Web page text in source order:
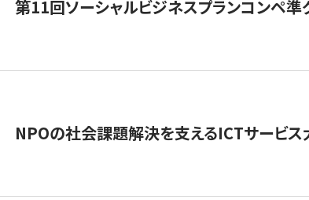
第11回ソーシャルビジネスプランコンペ準
NPOの社会課題解決を支えるICTサービ